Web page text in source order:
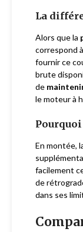
La
Alors que la
correspond
fournir ce
brute
de
le moteur à
En montée,
facilement
de
dans ses